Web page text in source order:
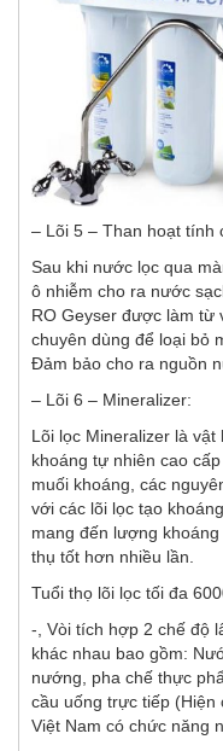
– Lõi 5 – Than hoạt tính
Sau khi nước lọc qua
ô nhiễm cho ra nước
RO Geyser được làm từ
chuyên dùng để loại bỏ
Đảm bảo cho ra nguồn
– Lõi 6 – Mineralizer:
Lõi lọc Mineralizer là
khoáng tự nhiên cao
muối khoáng, các
với các lõi lọc tạo
mang đến lượng
thụ tốt hơn nhiều lần.
Tuổi thọ lõi lọc tối đa
-, Vòi tích hợp 2 chế độ
khác nhau bao gồm:
nướng, pha chế thực
cầu uống trực tiếp
Việt Nam có chức năng